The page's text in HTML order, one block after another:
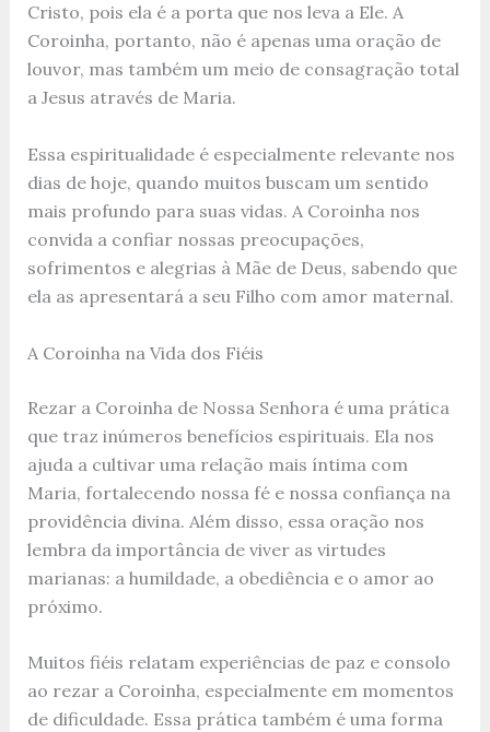
Cristo, pois ela é a porta que nos leva a Ele. A
Coroinha, portanto, não é apenas uma oração de
louvor, mas também um meio de consagração total
a Jesus através de Maria.
Essa espiritualidade é especialmente relevante nos
dias de hoje, quando muitos buscam um sentido
mais profundo para suas vidas. A Coroinha nos
convida a confiar nossas preocupações,
sofrimentos e alegrias à Mãe de Deus, sabendo que
ela as apresentará a seu Filho com amor maternal.
A Coroinha na Vida dos Fiéis
Rezar a Coroinha de Nossa Senhora é uma prática
que traz inúmeros benefícios espirituais. Ela nos
ajuda a cultivar uma relação mais íntima com
Maria, fortalecendo nossa fé e nossa confiança na
providência divina. Além disso, essa oração nos
lembra da importância de viver as virtudes
marianas: a humildade, a obediência e o amor ao
próximo.
Muitos fiéis relatam experiências de paz e consolo
ao rezar a Coroinha, especialmente em momentos
de dificuldade. Essa prática também é uma forma